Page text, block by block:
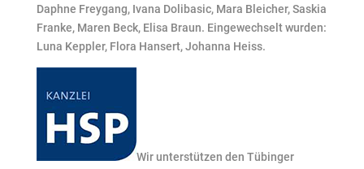
Daphne Freygang, Ivana Dolibasic, Mara Bleicher, Saskia
Franke, Maren Beck, Elisa Braun. Eingewechselt wurden:
Luna Keppler, Flora Hansert, Johanna Heiss.
Wir unterstützen den Tübinger